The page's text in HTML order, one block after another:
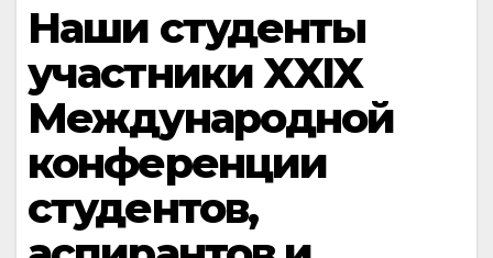
Наши студенты
участники XXIX
Международной
конференции
студентов,